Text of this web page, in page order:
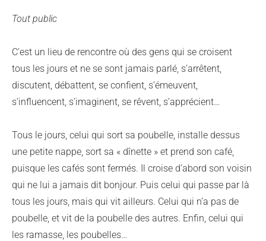
Tout public
C’est un lieu de rencontre où des gens qui se croisent
tous les jours et ne se sont jamais parlé, s’arrêtent,
discutent, débattent, se confient, s’émeuvent,
s’influencent, s’imaginent, se rêvent, s’apprécient…
Tous le jours, celui qui sort sa poubelle, installe dessus
une petite nappe, sort sa « dînette » et prend son café,
puisque les cafés sont fermés. Il croise d’abord son voisin
qui ne lui a jamais dit bonjour. Puis celui qui passe par là
tous les jours, mais qui vit ailleurs. Celui qui n’a pas de
poubelle, et vit de la poubelle des autres. Enfin, celui qui
les ramasse, les poubelles…